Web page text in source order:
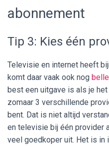
abonnement
Tip 3: Kies één
Televisie en internet heeft
komt daar vaak ook nog
best een uitgave is als je
zomaar 3 verschillende
bent. Dat is niet altijd
en televisie bij één provider
veel goedkoper uit. Het is in